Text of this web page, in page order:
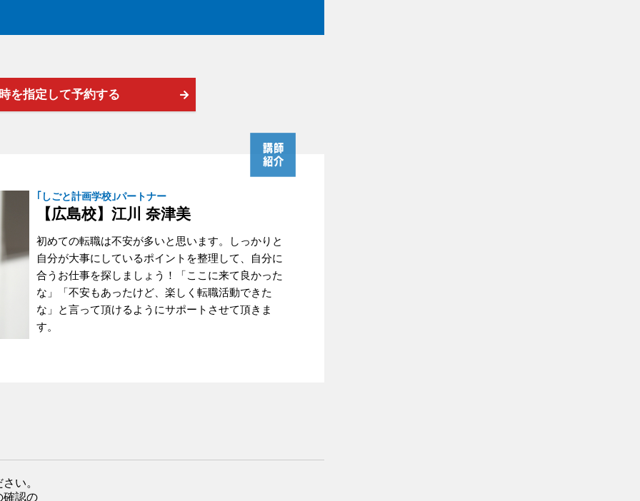
を指定して予約する
｢しごと計画学校｣パートナー
【広島校】江川 奈津美
初めての転職は不安が多いと思います。しっかりと
自分が大事にしているポイントを整理して、自分に
合うお仕事を探しましょう！「ここに来て良かった
な」「不安もあったけど、楽しく転職活動できた
な」と言って頂けるようにサポートさせて頂きま
す。
い。
認の